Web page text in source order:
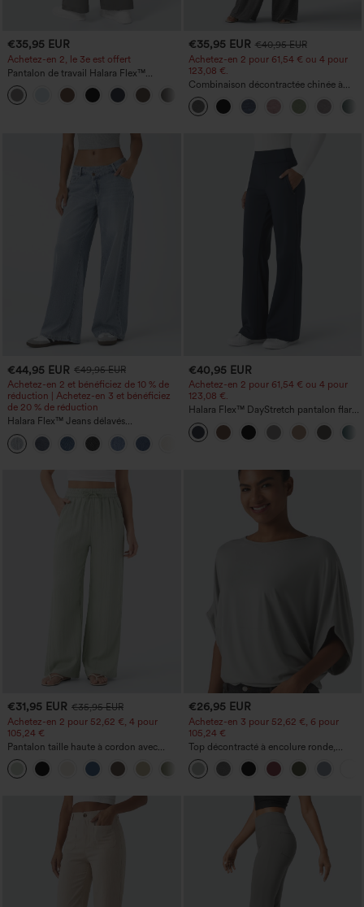
€35,95 EUR
Achetez-en 2, le 3e est offert
Pantalon de travail Halara Flex™
DayStretch à taille haute, avec poches et
coupe droite
€35,95 EUR €40,95 EUR
Achetez-en 2 pour 61,54 € ou 4 pour
123,08 €.
Combinaison décontractée chinée à
bretelles réglables, fronces et jambes
larges, avec poches — facile comme
tout
€44,95 EUR €49,95 EUR
Achetez-en 2 et bénéficiez de 10 % de
réduction | Achetez-en 3 et bénéficiez
de 20 % de réduction
Halara Flex™ Jeans délavés
décontractés, coupe baggy à jambe
large, taille basse asymétrique, poches
zippées
+5
€40,95 EUR
Achetez-en 2 pour 61,54 € ou 4 pour
123,08 €.
Halara Flex™ DayStretch pantalon flare
de travail, taille mi-haute, poche latérale
zippée
€31,95 EUR €35,95 EUR
Achetez-en 2 pour 52,62 €, 4 pour
105,24 €
Pantalon taille haute à cordon avec
poches, jambe large et coupe ample,
style décontracté, effet lin
+15
€26,95 EUR
Achetez-en 3 pour 52,62 €, 6 pour
105,24 €
Top décontracté à encolure ronde,
manches chauve-souris et coupe ample